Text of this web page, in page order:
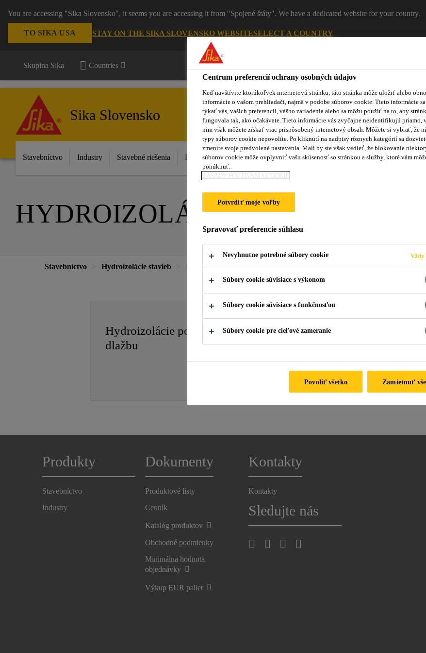
You are accessing "Sika Slovensko", it seems you are accessing it from "Spojené štáty". We have a dedicated website for your country.
TO SIKA USA STAY ON THE SIKA SLOVENSKO WEBSITESELECT A COUNTRY
Skupina Sika Countries
Sika Slovensko
Stavebníctvo Industry Stavebné riešenia Katalóg produktov Sikaflex® Purform® Blog Školenia
HYDROIZOLÁCIE BALKÓNOV A
Stavebníctvo Hydroizolácie stavieb Hydroizolácie balkónov a terás
Hydroizolácie pod
dlažbu
Hydroizolácie ako
konečná povrchová
úprava
Produkty
Stavebníctvo
Industry
Dokumenty
Produktové listy
Cenník
Katalóg produktov
Obchodné podmienky
Minimálna hodnota
objednávky
Výkup EUR paliet
Kontakty
Kontakty
Sledujte nás
Centrum preferencií ochrany osobných údajov
Keď navštívite ktorúkoľvek internetovú stránku, táto stránka môže uložiť alebo
informácie o vašom prehliadači, najmä v podobe súborov cookie. Tieto informácie
týkať vás, vašich preferencií, vášho zariadenia alebo sa môžu použiť na to, aby
fungovala tak, ako očakávate. Tieto informácie vás zvyčajne neidentifikujú priamo,
nim však môžete získať viac prispôsobený internetový obsah. Môžete si vybrať, že
typy súborov cookie nepovolíte. Po kliknutí na nadpisy rôznych kategórií sa
zmeníte svoje predvolené nastavenia. Mali by ste však vedieť, že blokovanie
súborov cookie môže ovplyvniť vašu skúsenosť so stránkou a služby, ktoré vám
ponúknuť.
ZÁSADY POUŽÍVANIA COOKIE
Potvrdiť moje voľby
Spravovať preferencie súhlasu
Nevyhnutne potrebné súbory cookie Vždy
Súbory cookie súvisiace s výkonom
Súbory cookie súvisiace s funkčnosťou
Súbory cookie pre cieľové zameranie
Zamietnuť
Povoliť všetko